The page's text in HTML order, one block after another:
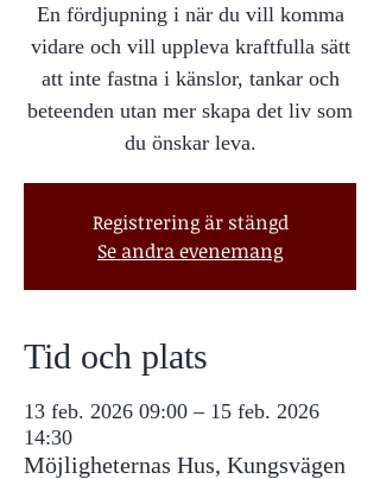
En fördjupning i när du vill komma
vidare och vill uppleva kraftfulla sätt
att inte fastna i känslor, tankar och
beteenden utan mer skapa det liv som
du önskar leva.
Registrering är stängd
Se andra evenemang
Tid och plats
13 feb. 2026 09:00 – 15 feb. 2026
14:30
Möjligheternas Hus, Kungsvägen